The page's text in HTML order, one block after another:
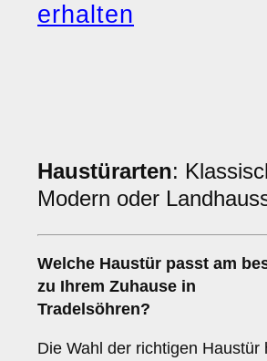
erhalten
Haustürarten:
Modern oder
Welche Haustür passt am
zu Ihrem Zuhause in
Tradelsöhren?
Die Wahl der richtigen Haustür